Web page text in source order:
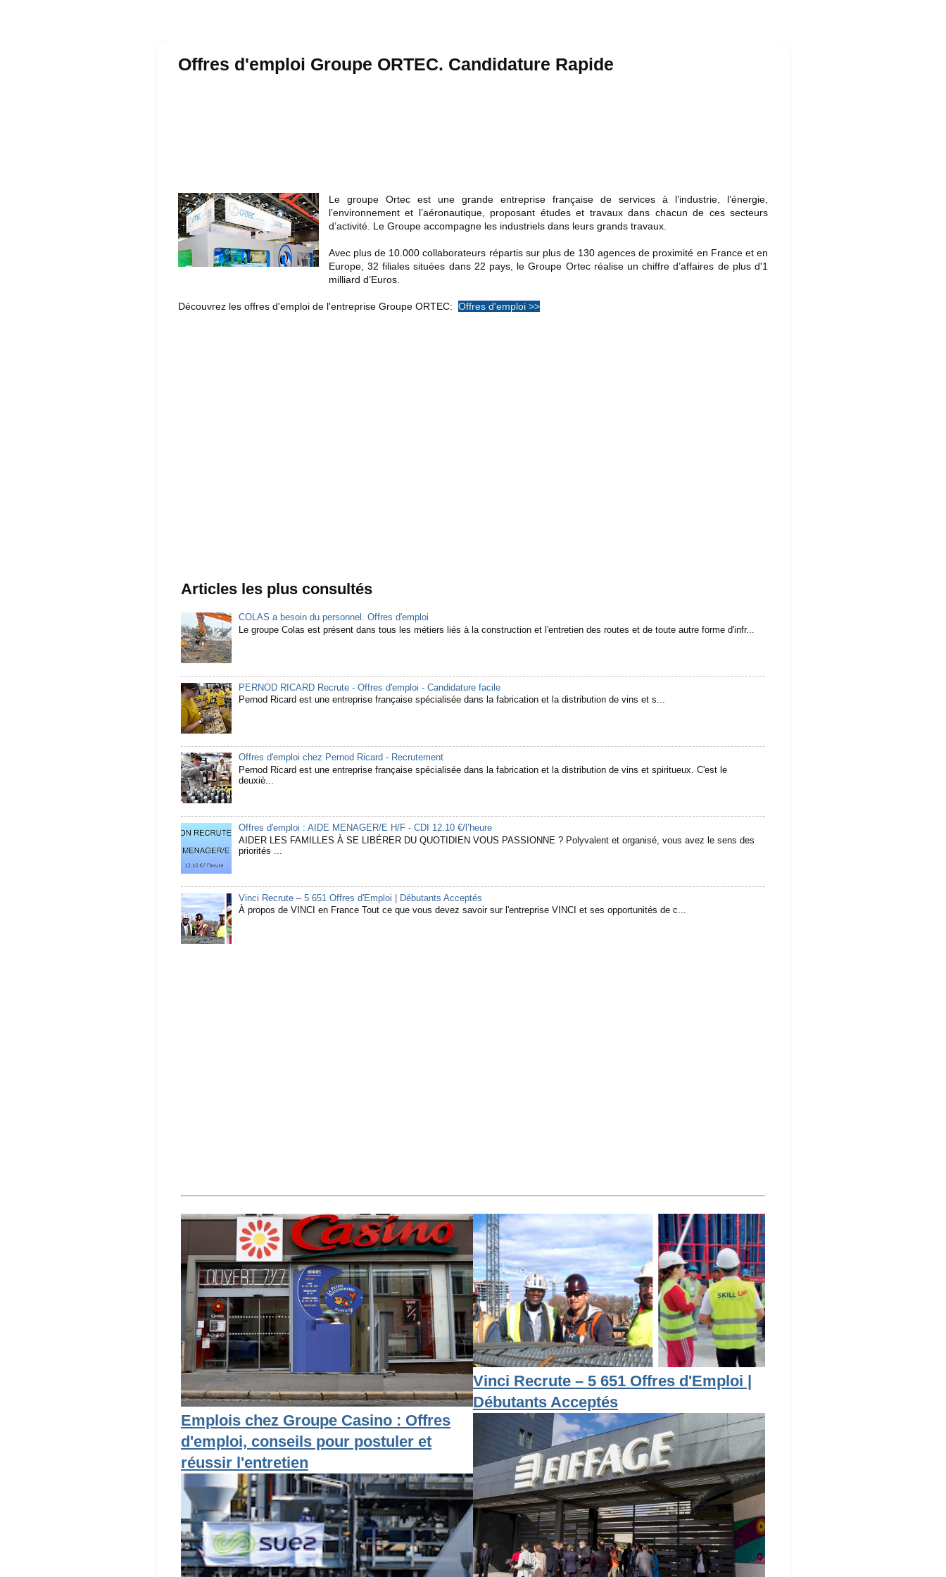
Offres d'emploi Groupe ORTEC. Candidature Rapide
Le groupe Ortec est une grande entreprise française de services à l’industrie, l’énergie,
l’environnement et l’aéronautique, proposant études et travaux dans chacun de ces secteurs
d’activité. Le Groupe accompagne les industriels dans leurs grands travaux.
Avec plus de 10.000 collaborateurs répartis sur plus de 130 agences de proximité en France et en
Europe, 32 filiales situées dans 22 pays, le Groupe Ortec réalise un chiffre d’affaires de plus d'1
milliard d’Euros.
Découvrez les offres d'emploi de l'entreprise Groupe ORTEC: Offres d'emploi >>
Articles les plus consultés
COLAS a besoin du personnel. Offres d'emploi
Le groupe Colas est présent dans tous les métiers liés à la construction et l'entretien des routes et de toute autre forme d'infr...
PERNOD RICARD Recrute - Offres d'emploi - Candidature facile
Pernod Ricard est une entreprise française spécialisée dans la fabrication et la distribution de vins et s...
Offres d'emploi chez Pernod Ricard - Recrutement
Pernod Ricard est une entreprise française spécialisée dans la fabrication et la distribution de vins et spiritueux. C'est le
deuxiè...
Offres d'emploi : AIDE MENAGER/E H/F - CDI 12.10 €/l’heure
AIDER LES FAMILLES À SE LIBÉRER DU QUOTIDIEN VOUS PASSIONNE ? Polyvalent et organisé, vous avez le sens des
priorités ...
Vinci Recrute – 5 651 Offres d'Emploi | Débutants Acceptés
À propos de VINCI en France Tout ce que vous devez savoir sur l'entreprise VINCI et ses opportunités de c...
Emplois chez Groupe Casino : Offres
d'emploi, conseils pour postuler et
réussir l'entretien
Vinci Recrute – 5 651 Offres d'Emploi |
Débutants Acceptés